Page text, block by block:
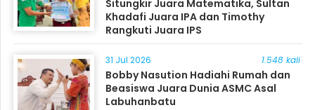
Situngkir Juara Matematika, Sultan
Khadafi Juara IPA dan Timothy
Rangkuti Juara IPS
31 Jul 2026 1.548 kali
Bobby Nasution Hadiahi Rumah dan
Beasiswa Juara Dunia ASMC Asal
Labuhanbatu